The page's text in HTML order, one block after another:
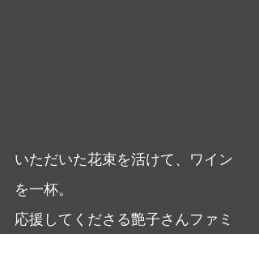
いただいた花束を活けて、ワイン
を一杯。
応援してくださる艶子さんファミ